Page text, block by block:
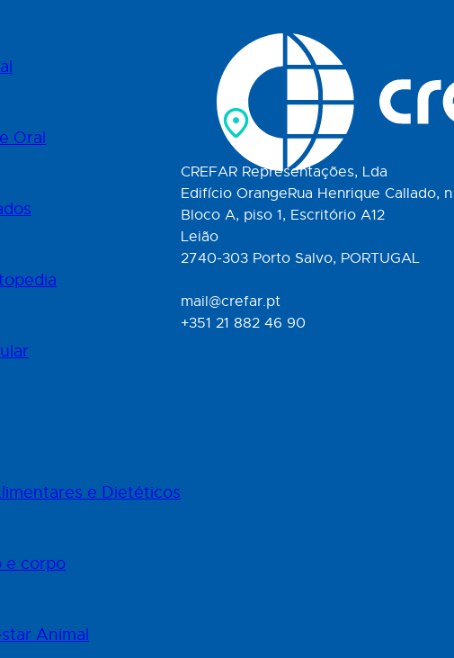
Oral
e Dietéticos
e corpo
Animal
CREFAR Representações, Lda
Edifício OrangeRua Henrique Callado,
Bloco A, piso 1, Escritório A12
Leião
2740-303 Porto Salvo, PORTUGAL
mail@crefar.pt
+351 21 882 46 90